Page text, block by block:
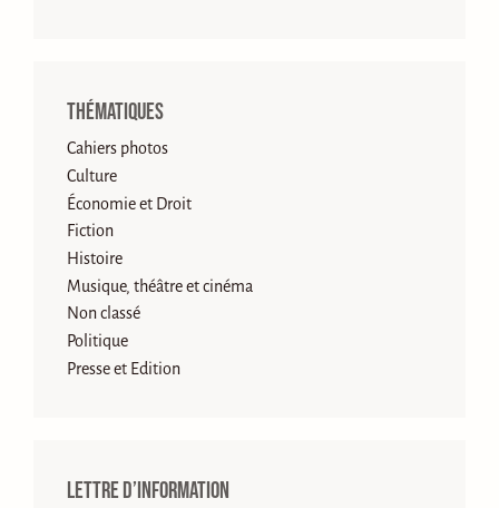
Thématiques
Cahiers photos
Culture
Économie et Droit
Fiction
Histoire
Musique, théâtre et cinéma
Non classé
Politique
Presse et Edition
Lettre d’information